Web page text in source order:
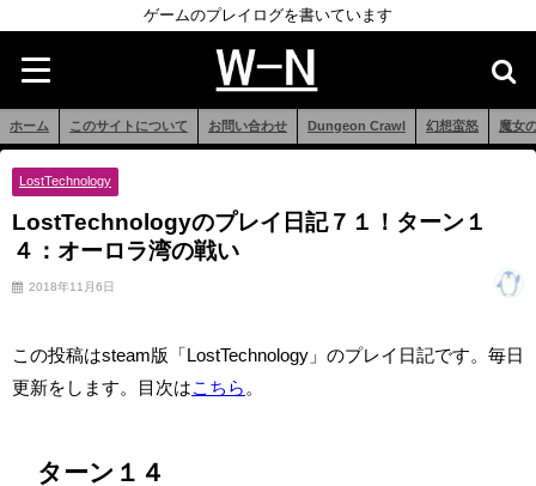
ゲームのプレイログを書いています
ホーム このサイトについて お問い合わせ Dungeon Crawl 幻想蛮怒 魔女
LostTechnology
LostTechnologyのプレイ日記７１！ターン１
４：オーロラ湾の戦い
2018年11月6日
この投稿はsteam版「LostTechnology」のプレイ日記です。毎日
更新をします。目次は こちら
ターン１４